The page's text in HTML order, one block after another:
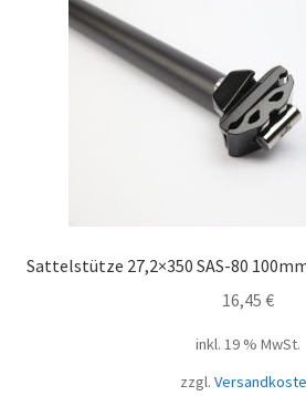
Sattelstütze 27,2×350 SAS-80
16,45 €
inkl. 19 % MwSt.
zzgl.